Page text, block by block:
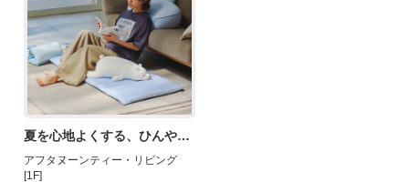
夏を心地よくする、ひんやりファブリック
アフタヌーンティー・リビング
[1F]